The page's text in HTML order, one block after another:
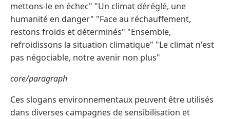
mettons-le en échec" "Un climat déréglé, une
humanité en danger" "Face au réchauffement,
restons froids et déterminés" "Ensemble,
refroidissons la situation climatique" "Le climat n'est
pas négociable, notre avenir non plus"
core/paragraph
Ces slogans environnementaux peuvent être utilisés
dans diverses campagnes de sensibilisation et